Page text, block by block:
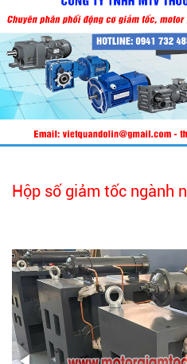
Hộp số giảm tốc ngành